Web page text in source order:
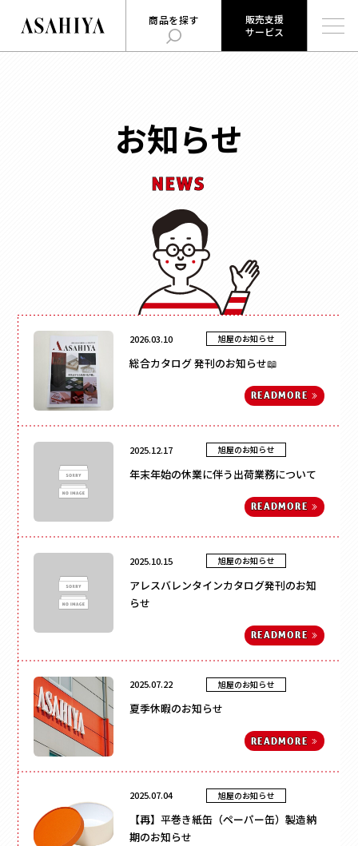
商品を探す
販売支援
サービス
ハコまじめさんに相談だ！
Q&A
ジュエリー
雑貨
フラワー
ウェディング・ブライダル
ギフト
アクセサリー
コスメ
アパレル
食品
フルーツ
お酒
お茶
ステイショナリー
保管箱
ゲーム
フォト
陶器
メガネ
玩具
電子機器
キーボックス
その他
形状 で探す
角箱
かぶせ式
インロー式
丁番型
バック型
開くタイプ
身箱のみ
のせふた式
フォトフレーム
マグネット付き
Vカット
スライド式
フラップ式
材質 で探す
紙
サテン
レザー
合成
ベロア
スエード
クリアケース
プラスチック
木箱
販売支援サービスとは
お知らせ
お問い合わせ
会社概要
採用情報
ウェブカタログ
tel.095-882-1230
お電話受付時間／月〜金曜
お知らせ
NEWS
2026.03.10 旭屋のお知らせ
総合カタログ 発刊のお知らせ📖
READMORE
2025.12.17 旭屋のお知らせ
年末年始の休業に伴う出荷業務について
READMORE
2025.10.15 旭屋のお知らせ
アレスバレンタインカタログ発刊のお知
らせ
READMORE
2025.07.22 旭屋のお知らせ
夏季休暇のお知らせ
READMORE
2025.07.04 旭屋のお知らせ
【再】平巻き紙缶（ペーパー缶）製造納
期のお知らせ